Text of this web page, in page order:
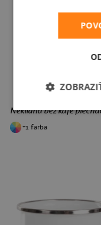
Neklidná bez kafe
+1 farba